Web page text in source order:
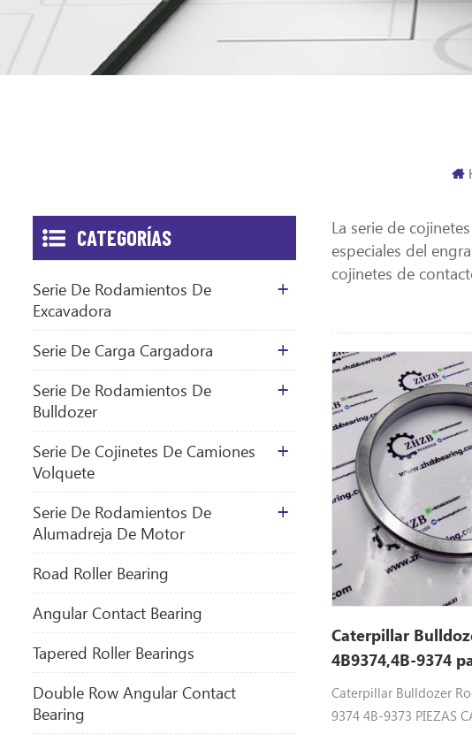
La serie de
especiales del
cojinetes de
Caterpillar
4B9374,4B-9374
Caterpillar Bulldozer
9374 4B-9373 PIEZAS
CATEGORÍAS
Serie De Rodamientos De
Excavadora
Serie De Carga Cargadora
Serie De Rodamientos De
Bulldozer
Serie De Cojinetes De Camiones
Volquete
Serie De Rodamientos De
Alumadreja De Motor
​Road Roller Bearing
Angular Contact Bearing
Tapered Roller Bearings
Double Row Angular Contact
Bearing